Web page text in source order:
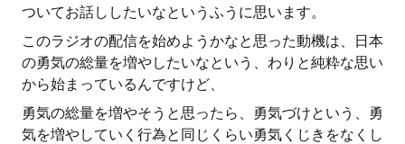
ついてお話ししたいなというふうに思います。
このラジオの配信を始めようかなと思った動機は、日本
の勇気の総量を増やしたいなという、わりと純粋な思い
から始まっているんですけど、
勇気の総量を増やそうと思ったら、勇気づけという、勇
気を増やしていく行為と同じくらい勇気くじきをなくし